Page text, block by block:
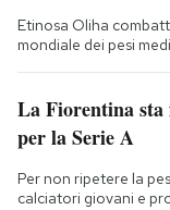
Etinosa Oliha
mondiale dei pesi
La Fiorentina sta
per la Serie A
Per non ripetere la
calciatori giovani e